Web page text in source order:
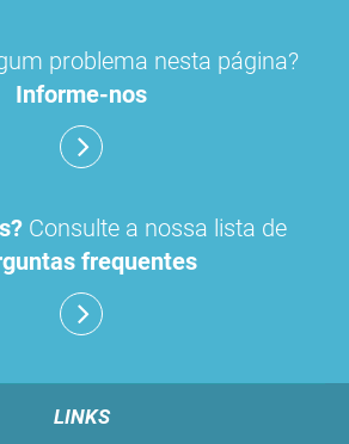
problema nesta página?
Informe-nos
Consulte a nossa lista de
frequentes
LINKS